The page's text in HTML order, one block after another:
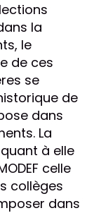
la
le
de ces
se
de
dans
La
à elle
celle
collèges
dans